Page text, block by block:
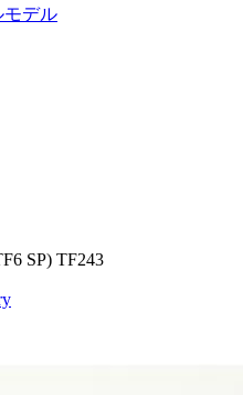
モデル
SP) TF243